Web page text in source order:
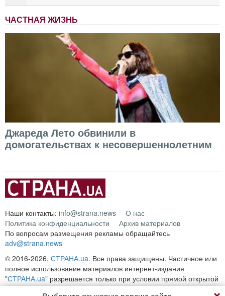
ЧАСТНАЯ ЖИЗНЬ
Джареда Лето обвинили в
домогательствах к несовершеннолетним
Наши контакты: info@strana.news
О нас
Политика конфиденциальности
Архив материалов
По вопросам размещения рекламы обращайтесь
adv@strana.news
© 2016-2026, СТРАНА.ua. Все права защищены. Частичное или
полное использование материалов интернет-издания
"СТРАНА.ua" разрешается только при условии прямой открытой
для поисковых систем гиперссылки на непосредственный адрес